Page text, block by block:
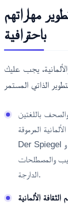
مهاراتهم
باحترافية
يجب عليك
والصحف باللغتين
المرموقة (مثل
Der Spiegel و Frankfurter Allgemeine Zeitung و Zeit)
والمصطلحات
الدارجة.